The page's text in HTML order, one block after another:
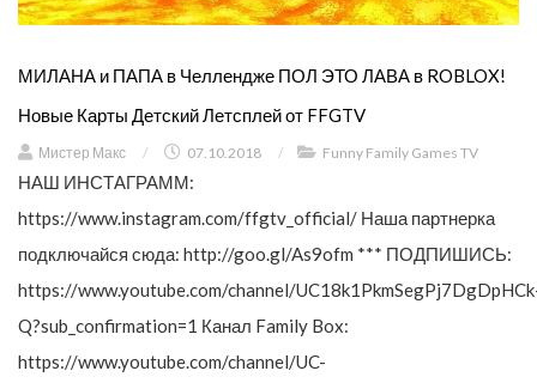
МИЛАНА и ПАПА в Челлендже ПОЛ ЭТО ЛАВА в ROBLOX!
Новые Карты Детский Летсплей от FFGTV
Мистер Макс / 07.10.2018 / Funny Family Games TV
НАШ ИНСТАГРАММ:
https://www.instagram.com/ffgtv_official/ Наша партнерка
подключайся сюда: http://goo.gl/As9ofm *** ПОДПИШИСЬ:
https://www.youtube.com/channel/
Q?sub_confirmation=1 Канал Family Box:
https://www.youtube.com/channel/UC-